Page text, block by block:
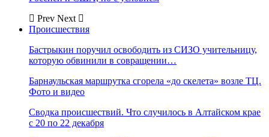
Prev Next
Происшествия
Бастрыкин поручил освободить из СИЗО учительницу,
которую обвинили в совращении…
Барнаульская маршрутка сгорела «до скелета» возле ТЦ.
Фото и видео
Сводка происшествий. Что случилось в Алтайском крае
с 20 по 22 декабря